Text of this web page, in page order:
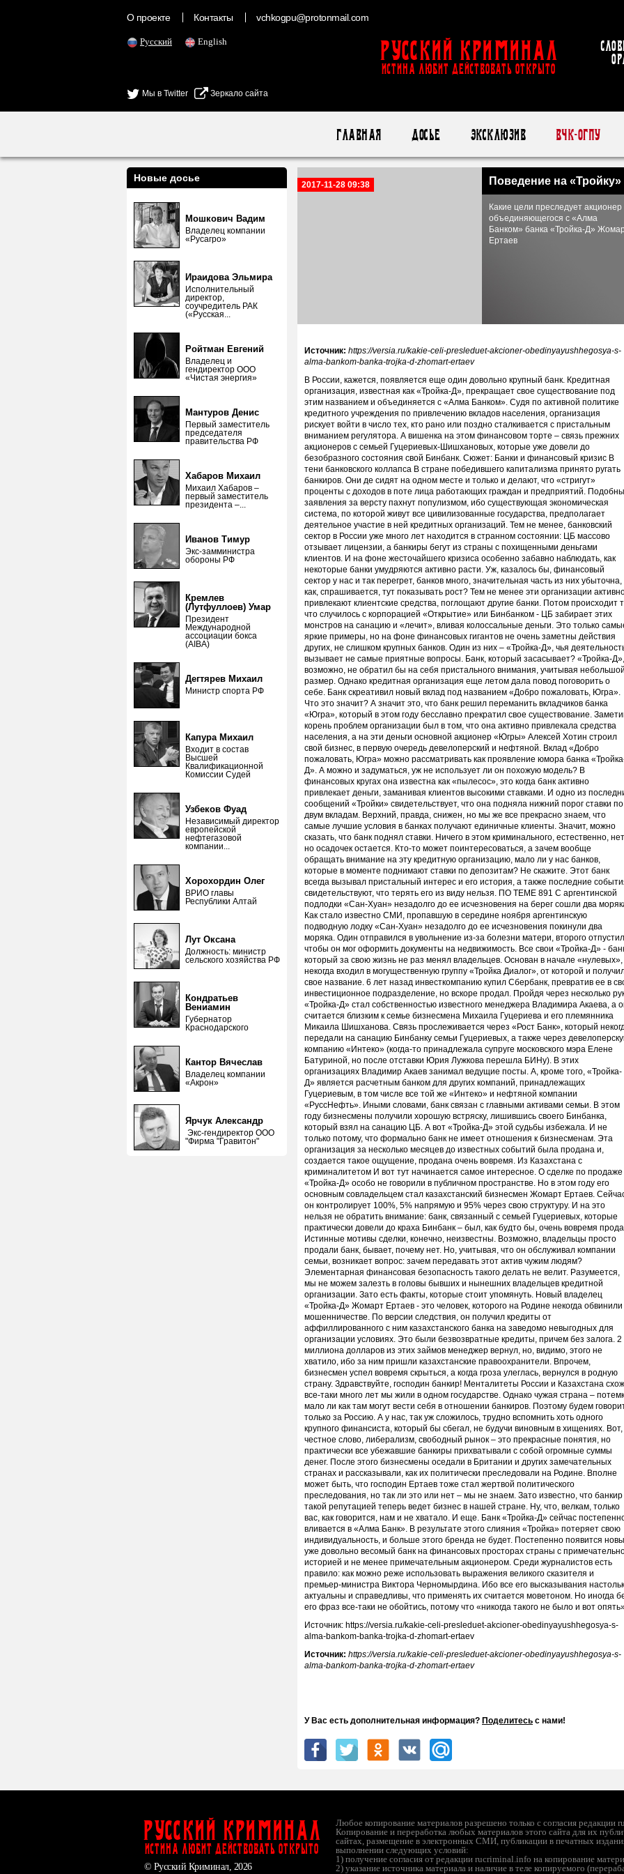
О проекте Контакты vchkogpu@protonmail.com
Русский English
Мы в Twitter Зеркало сайта
Русский Криминал
ИСТИНА ЛЮБИТ ДЕЙСТВОВАТЬ ОТКРЫТО
Главная Досье Эксклюзив ВЧК-ОГПУ
Новые досье
Мошкович Вадим
Владелец компании
«Русагро»
Ираидова Эльмира
Исполнительный
директор,
соучредитель РАК
(«Русская...
Ройтман Евгений
Владелец и
гендиректор ООО
«Чистая энергия»
Мантуров Денис
Первый заместитель
председателя
правительства РФ
Хабаров Михаил
Михаил Хабаров –
первый заместитель
президента –...
Иванов Тимур
Экс-замминистра
обороны РФ
Кремлев
(Лутфуллоев) Умар
Президент
Международной
ассоциации бокса
(AIBA)
Дегтярев Михаил
Министр спорта РФ
Капура Михаил
Входит в состав
Высшей
Квалификационной
Комиссии Судей
Узбеков Фуад
Независимый директор
европейской
нефтегазовой
компании...
Хорохордин Олег
ВРИО главы
Республики Алтай
Лут Оксана
Должность: министр
сельского хозяйства РФ
Кондратьев
Вениамин
Губернатор
Краснодарского
Кантор Вячеслав
Владелец компании
«Акрон»
Ярчук Александр
Экс-гендиректор ООО
"Фирма "Гравитон"
2017-11-28 09:38 Поведение на «Тройку»
Какие цели преследует акционер
объединяющегося с «Алма
Банком» банка «Тройка-Д»
Ертаев
Источник: https://versia.ru/kakie-celi-presleduet-akcioner-obedinyayushhegosya-s-
alma-bankom-banka-trojka-d-zhomart-ertaev
В России, кажется, появляется еще один довольно крупный банк. Кредитная
организация, известная как «Тройка-Д», прекращает свое существование под
этим названием и объединяется с «Алма Банком». Судя по активной политике
кредитного учреждения по привлечению вкладов населения, организация
рискует войти в число тех, кто рано или поздно сталкивается с пристальным
вниманием регулятора. А вишенка на этом финансовом торте – связь прежних
акционеров с семьей Гуцериевых-Шишхановых, которые уже довели до
безобразного состояния свой Бинбанк. Сюжет: Банки и финансовый кризис В
тени банковского коллапса В стране победившего капитализма принято ругать
банкиров. Они де сидят на одном месте и только и делают, что «стригут»
проценты с доходов в поте лица работающих граждан и предприятий.
заявления за версту пахнут популизмом, ибо существующая экономическая
система, по которой живут все цивилизованные государства, предполагает
деятельное участие в ней кредитных организаций. Тем не менее, банковский
сектор в России уже много лет находится в странном состоянии: ЦБ массово
отзывает лицензии, а банкиры бегут из страны с похищенными деньгами
клиентов. И на фоне жесточайшего кризиса особенно забавно наблюдать, как
некоторые банки умудряются активно расти. Уж, казалось бы, финансовый
сектор у нас и так перегрет, банков много, значительная часть из них убыточна,
как, спрашивается, тут показывать рост? Тем не менее эти организации
привлекают клиентские средства, поглощают другие банки. Потом происходит
что случилось с корпорацией «Открытие» или Бинбанком - ЦБ забирает этих
монстров на санацию и «лечит», вливая колоссальные деньги. Это только
яркие примеры, но на фоне финансовых гигантов не очень заметны действия
других, не слишком крупных банков. Один из них – «Тройка-Д», чья
вызывает не самые приятные вопросы. Банк, который засасывает? «Тройка-Д»,
возможно, не обратил бы на себя пристального внимания, учитывая небольшой
размер. Однако кредитная организация еще летом дала повод поговорить о
себе. Банк скреативил новый вклад под названием «Добро пожаловать, Югра».
Что это значит? А значит это, что банк решил переманить вкладчиков банка
«Югра», который в этом году бесславно прекратил свое существование.
корень проблем организации был в том, что она активно привлекала средства
населения, а на эти деньги основной акционер «Югры» Алексей Хотин строил
свой бизнес, в первую очередь девелоперский и нефтяной. Вклад «Добро
пожаловать, Югра» можно рассматривать как проявление юмора банка
Д». А можно и задуматься, уж не использует ли он похожую модель? В
финансовых кругах она известна как «пылесос», это когда банк активно
привлекает деньги, заманивая клиентов высокими ставками. И одно из
сообщений «Тройки» свидетельствует, что она подняла нижний порог ставки по
двум вкладам. Верхний, правда, снижен, но мы же все прекрасно знаем, что
самые лучшие условия в банках получают единичные клиенты. Значит, можно
сказать, что банк поднял ставки. Ничего в этом криминального, естественно,
но осадочек остается. Кто-то может поинтересоваться, а зачем вообще
обращать внимание на эту кредитную организацию, мало ли у нас банков,
которые в моменте поднимают ставки по депозитам? Не скажите. Этот банк
всегда вызывал пристальный интерес и его история, а также последние
свидетельствуют, что терять его из виду нельзя. ПО ТЕМЕ 891 С аргентинской
подлодки «Сан-Хуан» незадолго до ее исчезновения на берег сошли два
Как стало известно СМИ, пропавшую в середине ноября аргентинскую
подводную лодку «Сан-Хуан» незадолго до ее исчезновения покинули два
моряка. Один отправился в увольнение из-за болезни матери, второго
чтобы он мог оформить документы на недвижимость. Все свои «Тройка-Д» -
который за свою жизнь не раз менял владельцев. Основан в начале «нулевых»,
некогда входил в могущественную группу «Тройка Диалог», от которой и
свое название. 6 лет назад инвесткомпанию купил Сбербанк, превратив ее в
инвестиционное подразделение, но вскоре продал. Пройдя через несколько
«Тройка-Д» стал собственностью известного менеджера Владимира Акаева, а
считается близким к семье бизнесмена Михаила Гуцериева и его племянника
Микаила Шишханова. Связь прослеживается через «Рост Банк», который
передали на санацию Бинбанку семьи Гуцериевых, а также через
компанию «Интеко» (когда-то принадлежала супруге московского мэра Елене
Батуриной, но после отставки Юрия Лужкова перешла БИНу). В этих
организациях Владимир Акаев занимал ведущие посты. А, кроме того, «Тройка-
Д» является расчетным банком для других компаний, принадлежащих
Гуцериевым, в том числе все той же «Интеко» и нефтяной компании
«РуссНефть». Иными словами, банк связан с главными активами семьи. В этом
году бизнесмены получили хорошую встряску, лишившись своего Бинбанка,
который взял на санацию ЦБ. А вот «Тройка-Д» этой судьбы избежала. И не
только потому, что формально банк не имеет отношения к бизнесменам. Эта
организация за несколько месяцев до известных событий была продана и,
создается такое ощущение, продана очень вовремя. Из Казахстана с
криминалитетом И вот тут начинается самое интересное. О сделке по продаже
«Тройка-Д» особо не говорили в публичном пространстве. Но в этом году его
основным совладельцем стал казахстанский бизнесмен Жомарт Ертаев.
он контролирует 100%, 5% напрямую и 95% через свою структуру. И на это
нельзя не обратить внимание: банк, связанный с семьей Гуцериевых, которые
практически довели до краха Бинбанк – был, как будто бы, очень вовремя
Истинные мотивы сделки, конечно, неизвестны. Возможно, владельцы просто
продали банк, бывает, почему нет. Но, учитывая, что он обслуживал компании
семьи, возникает вопрос: зачем передавать этот актив чужим людям?
Элементарная финансовая безопасность такого делать не велит. Разумеется,
мы не можем залезть в головы бывших и нынешних владельцев кредитной
организации. Зато есть факты, которые стоит упомянуть. Новый владелец
«Тройка-Д» Жомарт Ертаев - это человек, которого на Родине некогда обвинили
мошенничестве. По версии следствия, он получил кредиты от
аффиллированного с ним казахстанского банка на заведомо невыгодных для
организации условиях. Это были безвозвратные кредиты, причем без залога. 2
миллиона долларов из этих займов менеджер вернул, но, видимо, этого не
хватило, ибо за ним пришли казахстанские правоохранители. Впрочем,
бизнесмен успел вовремя скрыться, а когда гроза улеглась, вернулся в родную
страну. Здравствуйте, господин банкир! Менталитеты России и Казахстана
все-таки много лет мы жили в одном государстве. Однако чужая страна –
мало ли как там могут вести себя в отношении банкиров. Поэтому будем
только за Россию. А у нас, так уж сложилось, трудно вспомнить хоть одного
крупного финансиста, который бы сбегал, не будучи виновным в хищениях. Вот,
честное слово, либерализм, свободный рынок – это прекрасные понятия, но
практически все убежавшие банкиры прихватывали с собой огромные суммы
денег. После этого бизнесмены оседали в Британии и других замечательных
странах и рассказывали, как их политически преследовали на Родине. Вполне
может быть, что господин Ертаев тоже стал жертвой политического
преследования, но так ли это или нет – мы не знаем. Зато известно, что банкир
такой репутацией теперь ведет бизнес в нашей стране. Ну, что, велкам, только
вас, как говорится, нам и не хватало. И еще. Банк «Тройка-Д» сейчас
вливается в «Алма Банк». В результате этого слияния «Тройка» потеряет свою
индивидуальность, и больше этого бренда не будет. Постепенно появится
уже довольно весомый банк на финансовых просторах страны с
историей и не менее примечательным акционером. Среди журналистов есть
правило: как можно реже использовать выражения великого сказителя и
премьер-министра Виктора Черномырдина. Ибо все его высказывания
актуальны и справедливы, что применять их считается моветоном. Но иногда
его фраз все-таки не обойтись, потому что «никогда такого не было и вот
Источник: https://versia.ru/kakie-celi-presleduet-akcioner-obedinyayushhegosya-s-
alma-bankom-banka-trojka-d-zhomart-ertaev
Источник: https://versia.ru/kakie-celi-presleduet-akcioner-obedinyayushhegosya-s-
alma-bankom-banka-trojka-d-zhomart-ertaev
У Вас есть дополнительная информация? Поделитесь с нами!
Русский Криминал
ИСТИНА ЛЮБИТ ДЕЙСТВОВАТЬ ОТКРЫТО
© Русский Криминал, 2026
Любое копирование материалов разрешено только с согласия редакции
Копирование и переработка любых материалов этого сайта для их
сайтах, размещение в электронных СМИ, публикации в печатных
выполнении следующих условий:
1) получение согласия от редакции rucriminal.info на копирование
2) указание источника материала и наличие в теле копируемого